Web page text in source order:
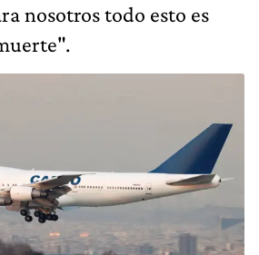
nosotros todo esto es